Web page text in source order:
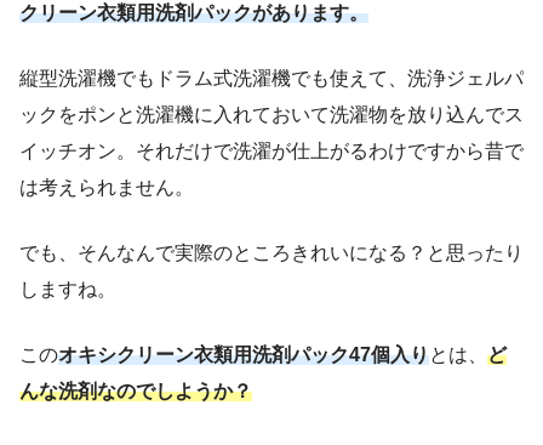
クリーン衣類用洗剤パックがあります。
縦型洗濯機でもドラム式洗濯機でも使えて、洗浄ジェルパ
ックをポンと洗濯機に入れておいて洗濯物を放り込んでス
イッチオン。それだけで洗濯が仕上がるわけですから昔で
は考えられません。
でも、そんなんで実際のところきれいになる？と思ったり
しますね。
このオキシクリーン衣類用洗剤パック47個入りとは、 ど
んな洗剤なのでしようか？